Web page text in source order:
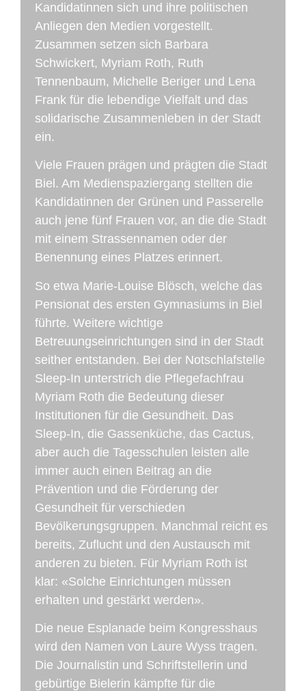
Kandidatinnen sich und ihre politischen
Anliegen den Medien vorgestellt.
Zusammen setzen sich Barbara
Schwickert, Myriam Roth, Ruth
Tennenbaum, Michelle Beriger und Lena
Frank für die lebendige Vielfalt und das
solidarische Zusammenleben in der Stadt
ein.
Viele Frauen prägen und prägten die Stadt
Biel. Am Medienspaziergang stellten die
Kandidatinnen der Grünen und Passerelle
auch jene fünf Frauen vor, an die die Stadt
mit einem Strassennamen oder der
Benennung eines Platzes erinnert.
So etwa Marie-Louise Blösch, welche das
Pensionat des ersten Gymnasiums in Biel
führte. Weitere wichtige
Betreuungseinrichtungen sind in der Stadt
seither entstanden. Bei der Notschlafstelle
Sleep-In unterstrich die Pflegefachfrau
Myriam Roth die Bedeutung dieser
Institutionen für die Gesundheit. Das
Sleep-In, die Gassenküche, das Cactus,
aber auch die Tagesschulen leisten alle
immer auch einen Beitrag an die
Prävention und die Förderung der
Gesundheit für verschieden
Bevölkerungsgruppen. Manchmal reicht es
bereits, Zuflucht und den Austausch mit
anderen zu bieten. Für Myriam Roth ist
klar: «Solche Einrichtungen müssen
erhalten und gestärkt werden».
Die neue Esplanade beim Kongresshaus
wird den Namen von Laure Wyss tragen.
Die Journalistin und Schriftstellerin und
gebürtige Bielerin kämpfte für die